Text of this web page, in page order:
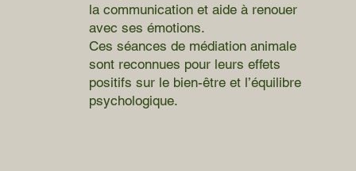
la communication et aide à renouer
avec ses émotions.
Ces séances de médiation animale
sont reconnues pour leurs effets
positifs sur le bien-être et l’équilibre
psychologique.